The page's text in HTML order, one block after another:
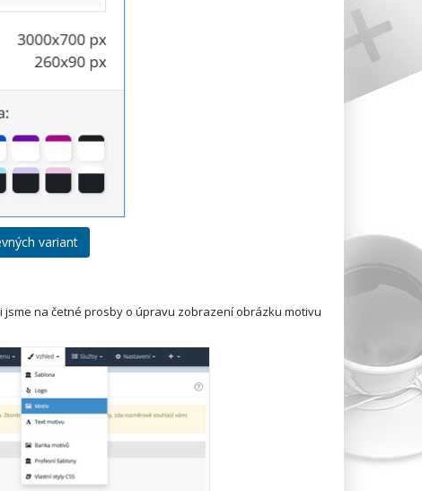
variant
na četné prosby o úpravu zobrazení obrázku motivu